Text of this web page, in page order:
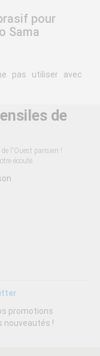
pour
Sama
pas utiliser avec
de
l'Ouest parisien !
écoute.
promotions
nouveautés !